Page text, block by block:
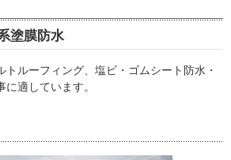
塗膜防水
トルーフィング、塩ビ・ゴムシート防水・
適しています。